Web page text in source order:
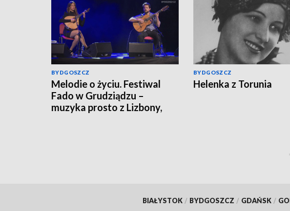
BYDGOSZCZ
Melodie o życiu. Festiwal
Fado w Grudziądzu –
muzyka prosto z Lizbony,
BYDGOSZCZ
Helenka z Torunia
BIAŁYSTOK / BYDGOSZCZ / GDAŃSK /